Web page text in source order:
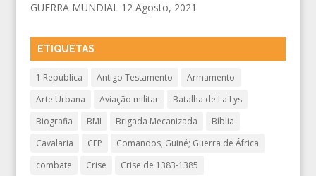
GUERRA MUNDIAL 12 Agosto, 2021
ETIQUETAS
1 República Antigo Testamento
Armamento
Arte Urbana
Aviação militar
Batalha de La Lys
Biografia
BMI Brigada Mecanizada
Bíblia
Cavalaria
CEP
Comandos; Guiné; Guerra de África
combate
Crise
Crise de 1383-1385